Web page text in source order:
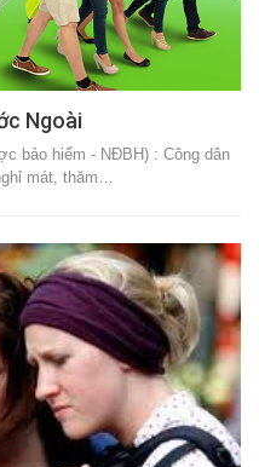
Ngoài
bảo hiểm - NĐBH) : Công dân
mát, thăm…